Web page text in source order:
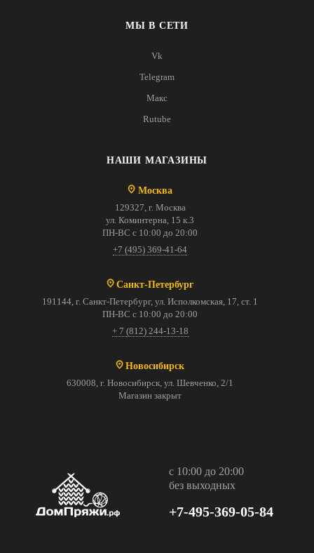
МЫ В СЕТИ
Vk
Telegram
Макс
Rutube
НАШИ МАГАЗИНЫ
Москва
129327, г. Москва
ул. Коминтерна, 15 к.3
ПН-ВС с 10:00 до 20:00
+7 (495) 369-41-64
Санкт-Петербург
191144, г. Санкт-Петербург, ул. Исполкомская, 17, ст. 1
ПН-ВС с 10:00 до 20:00
+ 7 (812) 244-13-18
Новосибирск
630008, г. Новосибирск, ул. Шевченко, 2/1
Магазин закрыт
с 10:00 до 20:00
без выходных
+7-495-369-05-84